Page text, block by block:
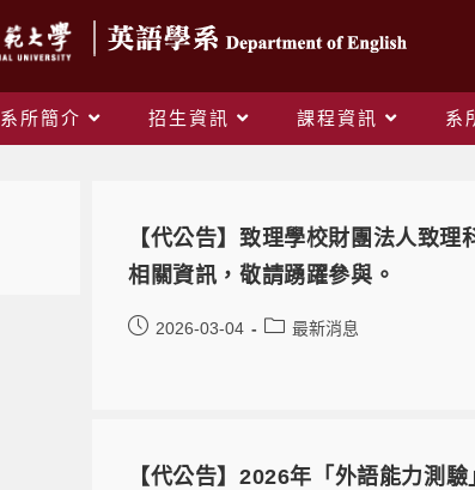
系所簡介 招生資訊 課程資訊 系
【代公告】致理學校財團法人致
相關資訊，敬請踴躍參與。
2026-03-04 最新消息
【代公告】2026年「外語能力測